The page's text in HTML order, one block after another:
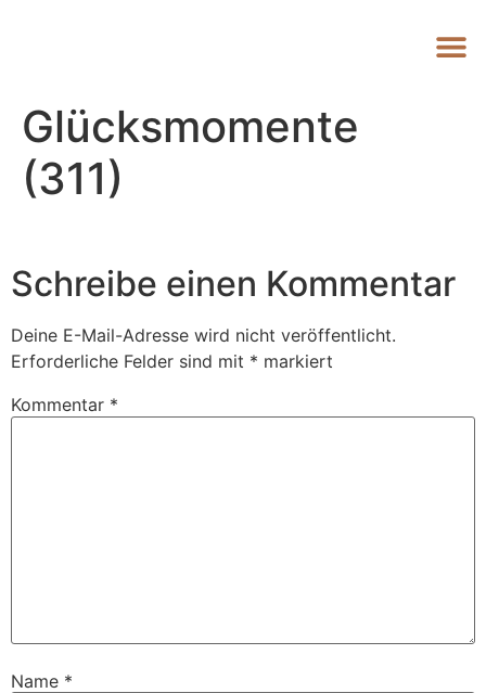
Glücksmomente
(311)
Schreibe einen Kommentar
Deine E-Mail-Adresse wird nicht veröffentlicht.
Erforderliche Felder sind mit * markiert
Kommentar *
Name *